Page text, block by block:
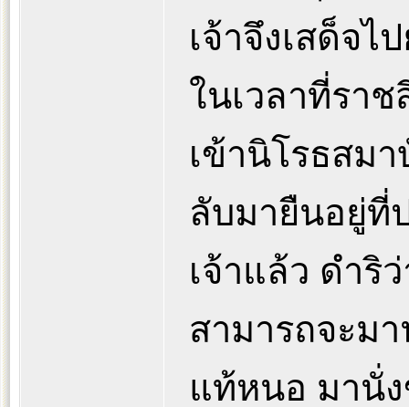
เจ้าจึงเสด็จ
ในเวลาที่รา
เข้านิโรธสม
ลับมายืนอยู่ที่
เจ้าแล้ว ดำริ
สามารถจะม
แท้หนอ มานั่